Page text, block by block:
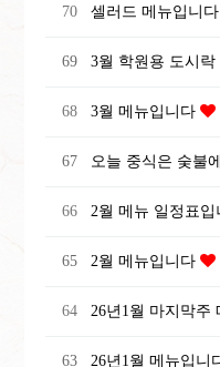
70 셀러드 메뉴입니
69 3월 학원용 도시
68 3월 메뉴입니다
67 오늘 중식은 숮불
66 2월 메뉴 일정표
65 2월 메뉴입니다
64 26년1월 마지막주
63 26년1월 메뉴입니